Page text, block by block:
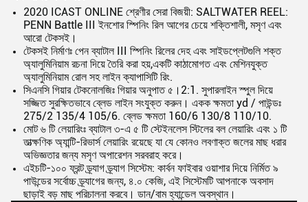
2020 ICAST ONLINE শ্রেণীর সেরা বিজয়ী: SALTWATER REEL:
PENN Battle III ইনশোর স্পিনিং রিল আগের চেয়ে শক্তিশালী, মসৃণ এবং
আরো টেকসই।
টেকসই নির্মাণঃ পেন ব্যাটাল III স্পিনিং রিলের দেহ এবং সাইডপ্লেটগুলি শক্ত
অ্যালুমিনিয়াম রচনা দিয়ে তৈরি করা হয়,একটি কাঠামোগত এবং মেশিনযুক্ত
অ্যালুমিনিয়াম রোল সহ লাইন ক্যাপাসিটি রিং.
সিএনসি গিয়ার টেকনোলজিঃ গিয়ার অনুপাত ৫।2:1. সুপারলাইন স্পুল দিয়ে
সজ্জিত সুরক্ষিতভাবে ব্লেড লাইন সংযুক্ত করুন। একক ক্ষমতা yd / পাউন্ডঃ
275/2 135/4 105/6. ব্লেড ক্ষমতা 160/6 130/8 110/10.
মোট ৬ টি লেয়ারিংঃ ব্যাটাল ৩-এ ৫ টি স্টেইনলেস স্টিলের বল লেয়ারিং এবং ১ টি
তাত্ক্ষণিক অ্যান্টি-রিভার্স লেয়ারিং রয়েছে যা যে কোনও লবণাক্ত জলের মাছ ধরার
অভিজ্ঞতার জন্য মসৃণ অপারেশন সরবরাহ করে।
এইচটি-১০০ ফ্রন্ট ড্র্যাগ ড্র্যাগ সিস্টেম: কার্বন ফাইবার ওয়াশার দিয়ে নির্মিত ৯
পাউন্ডের সর্বোচ্চ ড্র্যাগের জন্য, ৪.০ কেজি, এই সিস্টেমটি আপনাকে অবসাদ
ছাড়াই বড় মাছ পরিচালনা করবে। ডান/বাম হ্যান্ডেল অবস্থান।